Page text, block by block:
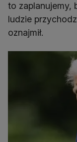
to zaplanujemy,
ludzie
oznajmił.